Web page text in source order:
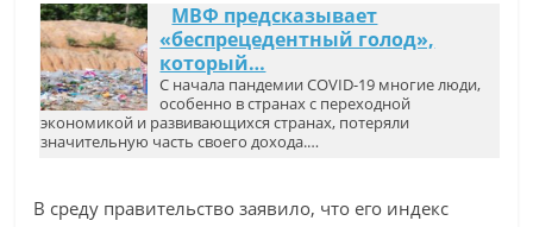
МВФ предсказывает
«беспрецедентный голод»,
который…
С начала пандемии COVID-19 многие люди,
особенно в странах с переходной
экономикой и развивающихся странах, потеряли
значительную часть своего дохода.…
В среду правительство заявило, что его индекс